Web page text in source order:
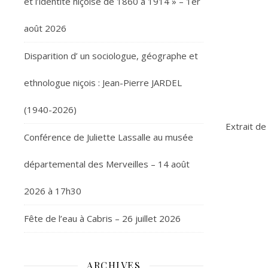
août 2026
Disparition d’ un sociologue, géographe et
ethnologue niçois : Jean-Pierre JARDEL
(1940-2026)
Conférence de Juliette Lassalle au musée
départemental des Merveilles – 14 août
2026 à 17h30
Fête de l’eau à Cabris – 26 juillet 2026
ARCHIVES
Extrait